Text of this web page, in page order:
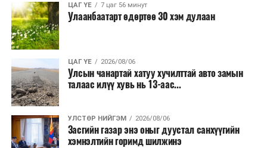
ЦАГ ҮЕ 7 цаг 56 минут
Улаанбаатарт өдөртөө 30 хэм дулаан
ЦАГ ҮЕ 2026/08/06
Улсын чанартай хатуу хучилттай авто замын
талаас илүү хувь нь 13-аас...
УЛСТӨР НИЙГЭМ 2026/08/06
Засгийн газар энэ оныг дуустал санхүүгийн
хэмнэлтийн горимд шилжинэ